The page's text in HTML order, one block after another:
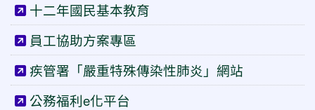
十二年國民基本教育
員工協助方案專區
疾管署「嚴重特殊傳染性肺炎」網站
公務福利e化平台